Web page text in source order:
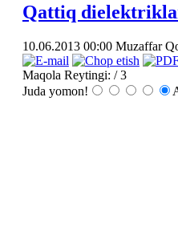
Qattiq
10.06.2013 00:00 Muzaffar
Maqola Reytingi: / 3
Juda yomon!